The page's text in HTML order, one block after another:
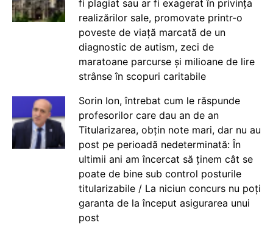
fi plagiat sau ar fi exagerat în privința
realizărilor sale, promovate printr-o
poveste de viață marcată de un
diagnostic de autism, zeci de
maratoane parcurse și milioane de lire
strânse în scopuri caritabile
Sorin Ion, întrebat cum le răspunde
profesorilor care dau an de an
Titularizarea, obțin note mari, dar nu au
post pe perioadă nedeterminată: În
ultimii ani am încercat să ținem cât se
poate de bine sub control posturile
titularizabile / La niciun concurs nu poți
garanta de la început asigurarea unui
post